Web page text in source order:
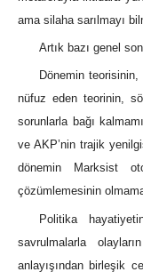
ama silaha sarılmayı
Artık bazı genel
Dönemin
nüfuz eden teorinin,
sorunlarla bağı
ve AKP’nin trajik
dönemin Marksist
çözümlemesinin
Politika
savrulmalarla
anlayışından birleşik